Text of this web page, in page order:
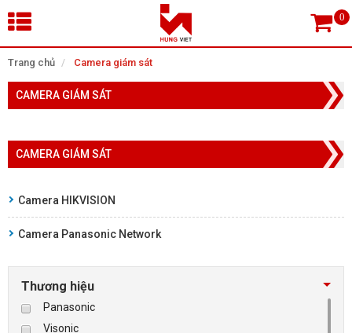
Trang chủ Camera giám sát
CAMERA GIÁM SÁT
CAMERA GIÁM SÁT
Camera HIKVISION
Camera Panasonic Network
Thương hiệu
Panasonic
Visonic
×
Tìm theo danh mục
TRANG CHỦ
CAMERA GIÁM SÁT